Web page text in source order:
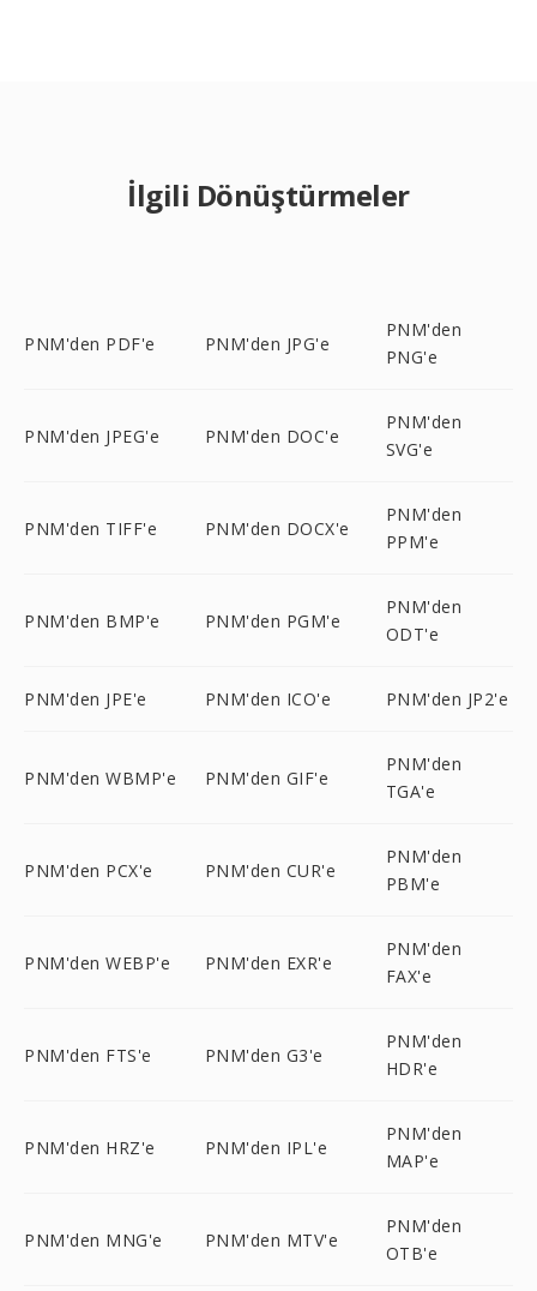
İlgili Dönüştürmeler
PNM'den PDF'e PNM'den JPG'e
PNM'den
PNG'e
PNM'den JPEG'e PNM'den DOC'e
PNM'den
SVG'e
PNM'den TIFF'e PNM'den DOCX'e
PNM'den
PPM'e
PNM'den BMP'e PNM'den PGM'e
PNM'den
ODT'e
PNM'den JPE'e PNM'den ICO'e PNM'den JP2'e
PNM'den WBMP'e PNM'den GIF'e
PNM'den
TGA'e
PNM'den PCX'e PNM'den CUR'e
PNM'den
PBM'e
PNM'den WEBP'e PNM'den EXR'e
PNM'den
FAX'e
PNM'den FTS'e PNM'den G3'e
PNM'den
HDR'e
PNM'den HRZ'e PNM'den IPL'e
PNM'den
MAP'e
PNM'den MNG'e PNM'den MTV'e
PNM'den
OTB'e